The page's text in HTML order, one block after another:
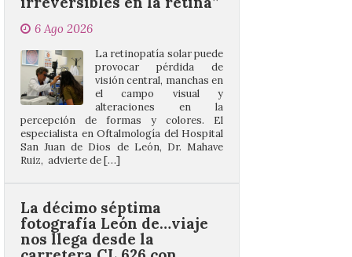
La retinopatía solar puede
el campo visual y
alteraciones en la
percepción de formas y colores. El
especialista en Oftalmología del Hospital
San Juan de Dios de León, Dr. Mahave
Ruiz, advierte de […]
La décimo séptima
nos llega desde la
carretera CL 626 con
motivo de la marcha en
defensa de FEVE